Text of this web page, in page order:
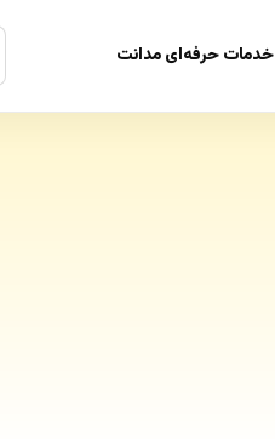
خدمات حرفه‌ای مدانت